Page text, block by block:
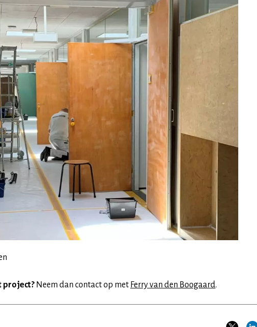
project? Neem dan contact op met Ferry van den Boogaard.